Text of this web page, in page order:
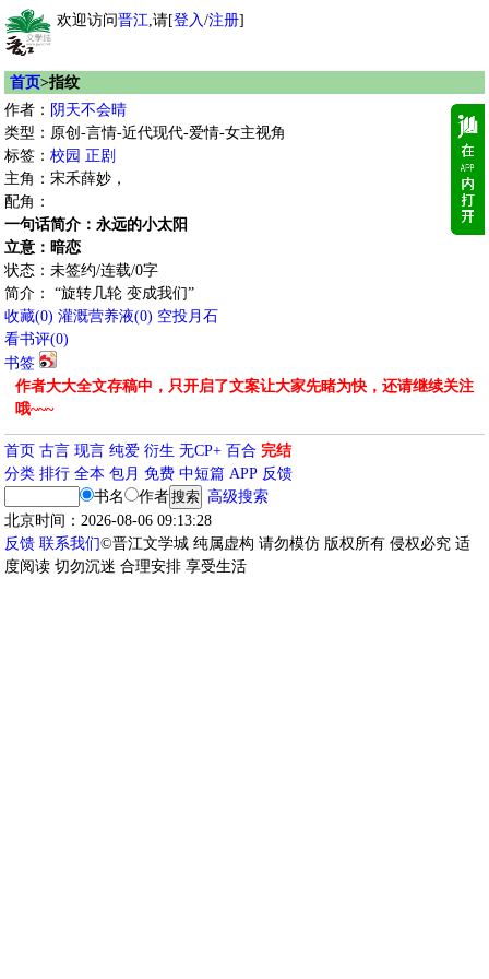
欢迎访问晋江,请[登入/注册]
首页>指纹
作者： 阴天不会晴
类型：原创-言情-近代现代-爱情-女主视角
标签： 校园 正剧
主角：宋禾薛妙，
配角：
一句话简介：永远的小太阳
立意：暗恋
状态：未签约/连载/0字
简介： “旋转几轮 变成我们”
收藏(0) 灌溉营养液(0) 空投月石
看书评(0)
书签
作者大大全文存稿中，只开启了文案让大家先睹为快，还请继续关注
哦~~~
首页 古言 现言 纯爱 衍生 无CP+ 百合 完结
分类 排行 全本 包月 免费 中短篇 APP 反馈
书名
作者
高级搜索
北京时间：2026-08-06 09:13:28
反馈 联系我们©晋江文学城 纯属虚构 请勿模仿 版权所有 侵权必究 适
度阅读 切勿沉迷 合理安排 享受生活